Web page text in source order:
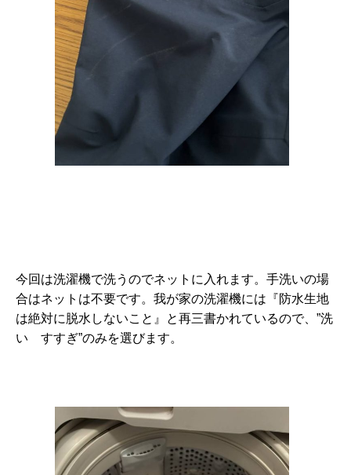
今回は洗濯機で洗うのでネットに入れます。手洗いの場
合はネットは不要です。我が家の洗濯機には『防水生地
は絶対に脱水しないこと』と再三書かれているので、”洗
い すすぎ”のみを選びます。